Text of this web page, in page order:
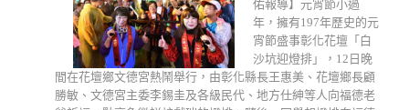
佑報導】元宵節小過
年，擁有197年歷史的元
宵節盛事彰化花壇「白
沙坑迎燈排」，12日晚
間在花壇鄉文德宮熱鬧舉行，由彰化縣長王惠美、花壇鄉長顧
勝敏、文德宮主委李錫圭及各級民代、地方仕紳等人向福德老